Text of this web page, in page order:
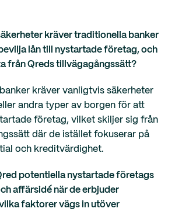
kräver traditionella banker
lån till nystartade företag, och
från Qreds tillvägagångssätt?
kräver vanligtvis säkerheter
andra typer av borgen för att
företag, vilket skiljer sig från
där de istället fokuserar på
och kreditvärdighet.
potentiella nystartade företags
affärsidé när de erbjuder
faktorer vägs in utöver